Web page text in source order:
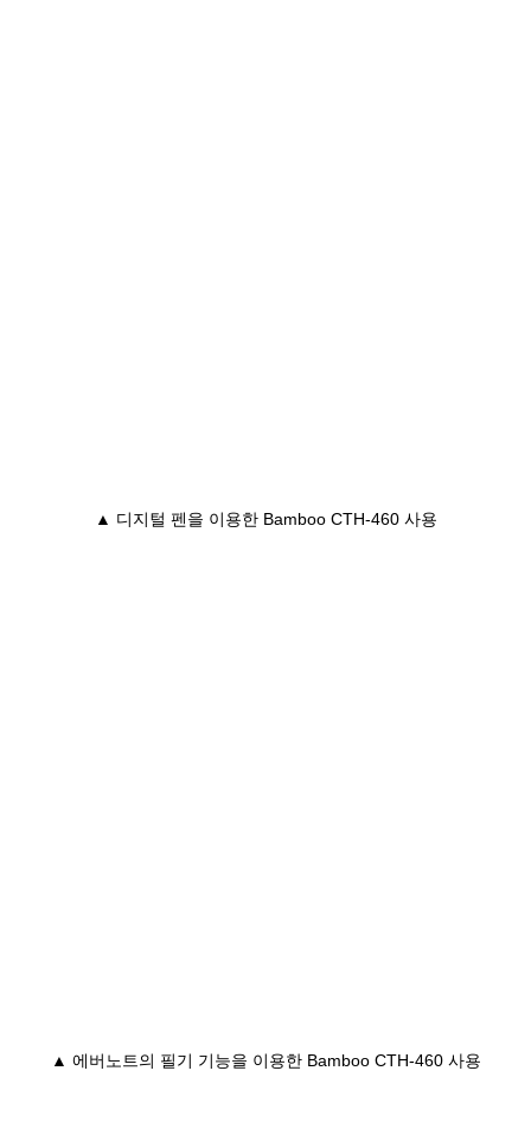
▲ 디지털 펜을 이용한 Bamboo CTH-460 사용
▲ 에버노트의 필기 기능을 이용한 Bamboo CTH-460 사용